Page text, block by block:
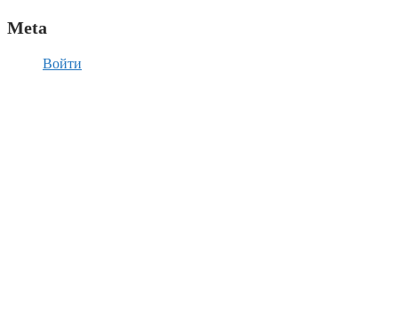
Meta
Войти